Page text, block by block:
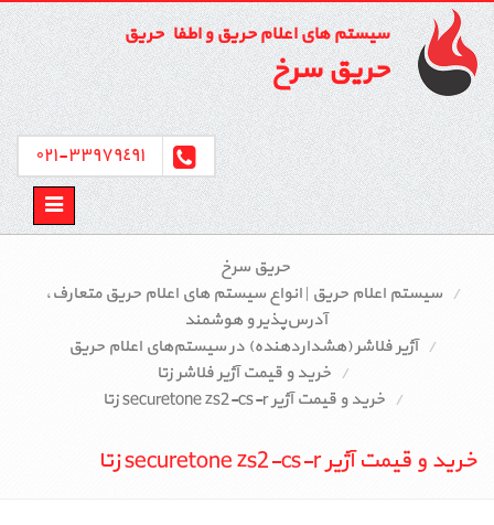
سیستم های اعلام حریق و اطفاء حریق
حریق سرخ
٣٣٩٧٩٤٩١-٠٢١
Toggle
حریق سرخ
سیستم اعلام حریق | انواع سیستم‌ های اعلام حریق متعارف،
آدرس‌پذیر و هوشمند
آژیر فلاشر (هشداردهنده) در سیستم‌های اعلام حریق
خرید و قیمت آژیر فلاشر زتا
خرید و قیمت آژیر securetone zs2-cs-r زتا
خرید و قیمت آژیر securetone zs2-cs-r زتا